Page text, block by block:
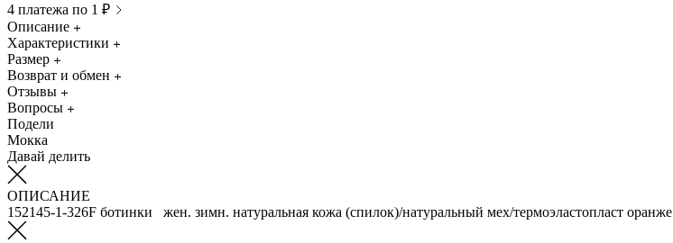
4 платежа по 1 ₽
Описание
Характеристики
Размер
Возврат и обмен
Отзывы
Вопросы
Подели
Мокка
Давай делить
ОПИСАНИЕ
152145-1-326F ботинки жен. зимн. натуральная кожа (спилок)/натуральный мех/термоэластопласт оранже